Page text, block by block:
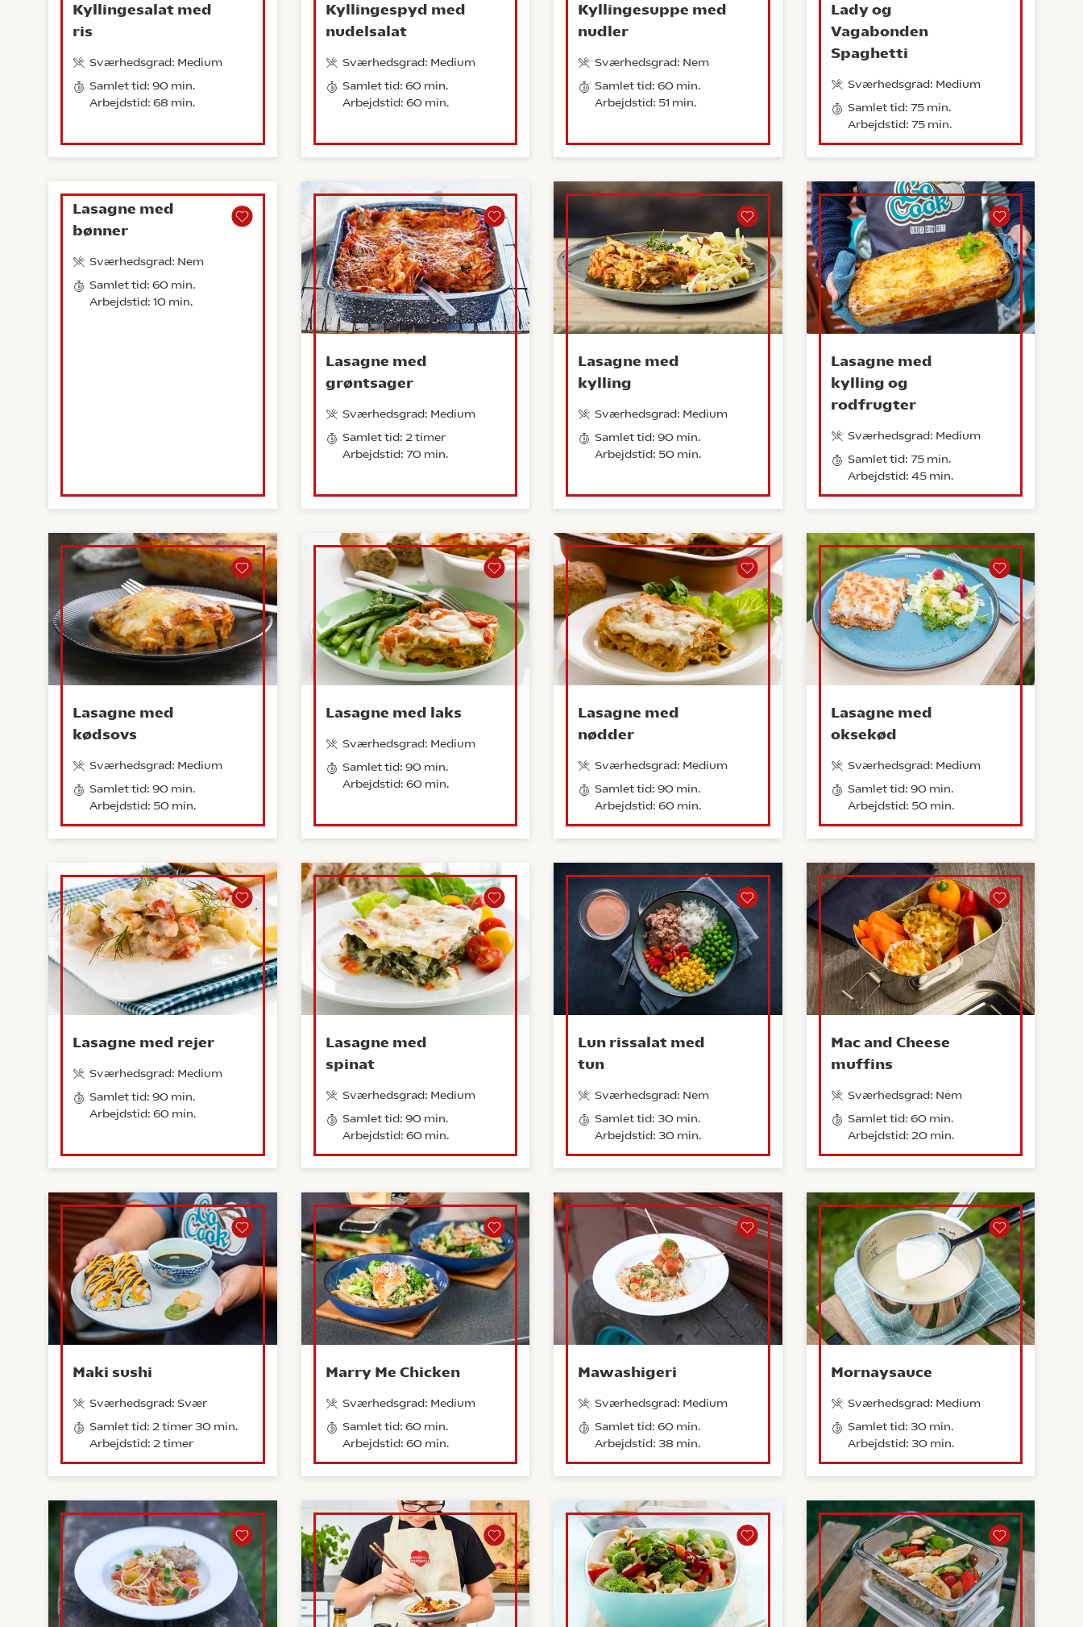
Kyllingesalat med
ris
Sværhedsgrad: Medium
Samlet tid: 90 min.
Arbejdstid: 68 min.
Kyllingespyd med
nudelsalat
Sværhedsgrad: Medium
Samlet tid: 60 min.
Arbejdstid: 60 min.
Kyllingesuppe med
nudler
Sværhedsgrad: Nem
Samlet tid: 60 min.
Arbejdstid: 51 min.
Lady og
Vagabonden
Spaghetti
Sværhedsgrad: Medium
Samlet tid: 75 min.
Arbejdstid: 75 min.
Lasagne med
bønner
Sværhedsgrad: Nem
Samlet tid: 60 min.
Arbejdstid: 10 min.
Lasagne med
grøntsager
Sværhedsgrad: Medium
Samlet tid: 2 timer
Arbejdstid: 70 min.
Lasagne med
kylling
Sværhedsgrad: Medium
Samlet tid: 90 min.
Arbejdstid: 50 min.
Lasagne med
kylling og
rodfrugter
Sværhedsgrad: Medium
Samlet tid: 75 min.
Arbejdstid: 45 min.
Lasagne med
kødsovs
Sværhedsgrad: Medium
Samlet tid: 90 min.
Arbejdstid: 50 min.
Lasagne med laks
Sværhedsgrad: Medium
Samlet tid: 90 min.
Arbejdstid: 60 min.
Lasagne med
nødder
Sværhedsgrad: Medium
Samlet tid: 90 min.
Arbejdstid: 60 min.
Lasagne med
oksekød
Sværhedsgrad: Medium
Samlet tid: 90 min.
Arbejdstid: 50 min.
Lasagne med rejer
Sværhedsgrad: Medium
Samlet tid: 90 min.
Arbejdstid: 60 min.
Lasagne med
spinat
Sværhedsgrad: Medium
Samlet tid: 90 min.
Arbejdstid: 60 min.
Lun rissalat med
tun
Sværhedsgrad: Nem
Samlet tid: 30 min.
Arbejdstid: 30 min.
Mac and Cheese
muffins
Sværhedsgrad: Nem
Samlet tid: 60 min.
Arbejdstid: 20 min.
Maki sushi
Sværhedsgrad: Svær
Samlet tid: 2 timer 30 min.
Arbejdstid: 2 timer
Marry Me Chicken
Sværhedsgrad: Medium
Samlet tid: 60 min.
Arbejdstid: 60 min.
Mawashigeri
Sværhedsgrad: Medium
Samlet tid: 60 min.
Arbejdstid: 38 min.
Mornaysauce
Sværhedsgrad: Medium
Samlet tid: 30 min.
Arbejdstid: 30 min.